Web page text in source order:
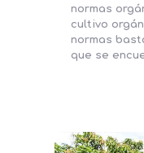
normas
cultivo
normas
que se